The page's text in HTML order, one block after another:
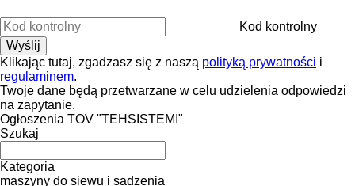
Kod kontrolny
Klikając tutaj, zgadzasz się z naszą polityką prywatności i
regulaminem.
Twoje dane będą przetwarzane w celu udzielenia odpowiedzi
na zapytanie.
Ogłoszenia TOV "TEHSISTEMI"
Szukaj
Kategoria
maszyny do siewu i sadzenia